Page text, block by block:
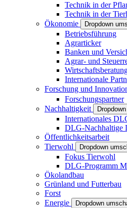
Technik in der
Technik in der
Ökonomie
Dropdown
Betriebsführung
Agrarticker
Banken und
Agrar- und
Internationale
Forschung und
Forschungspartner
Nachhaltigkeit
Internationales
DLG-Nachhaltige
Öffentlichkeitsarbeit
Tierwohl
Dropdown
Fokus Tierwohl
DLG-Programm
Ökolandbau
Grünland und Futterbau
Forst
Energie
Dropdown